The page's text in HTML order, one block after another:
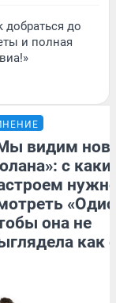
до
и полная
видим
с
она не
как